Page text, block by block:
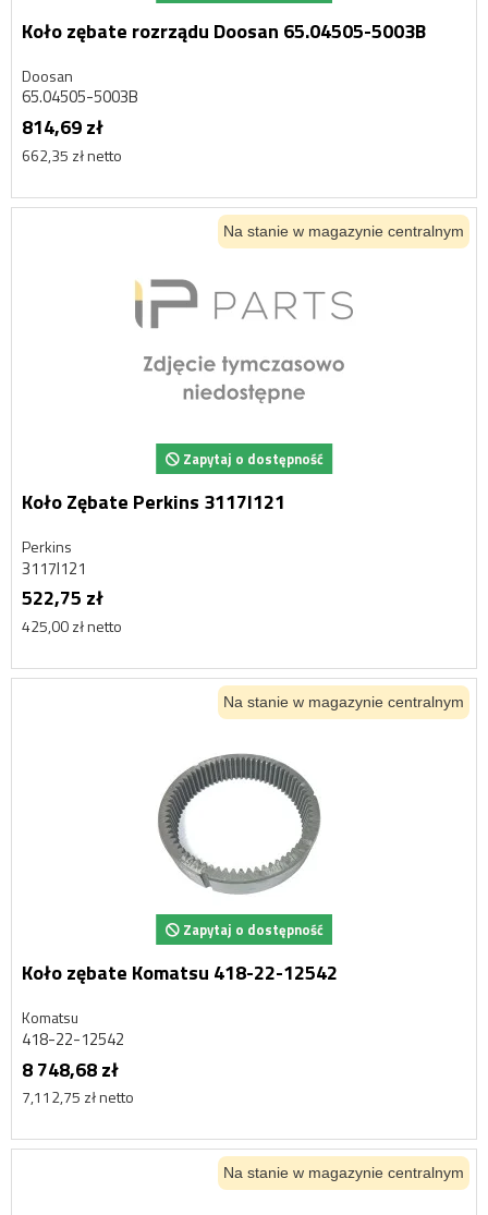
Koło zębate rozrządu Doosan 65.04505-5003B
Doosan
65.04505-5003B
814,69 zł
662,35 zł netto
Na stanie w magazynie centralnym
Zapytaj o dostępność
Koło Zębate Perkins 3117l121
Perkins
3117l121
522,75 zł
425,00 zł netto
Na stanie w magazynie centralnym
Zapytaj o dostępność
Koło zębate Komatsu 418-22-12542
Komatsu
418-22-12542
8 748,68 zł
7,112,75 zł netto
Na stanie w magazynie centralnym